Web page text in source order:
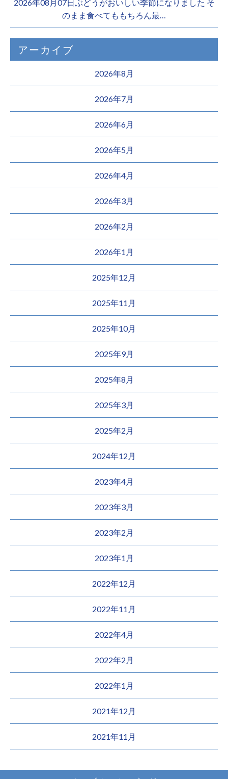
2026年08月07日ぶどうがおいしい季節になりました そ
のまま食べてももちろん最…
アーカイブ
2026年8月
2026年7月
2026年6月
2026年5月
2026年4月
2026年3月
2026年2月
2026年1月
2025年12月
2025年11月
2025年10月
2025年9月
2025年8月
2025年3月
2025年2月
2024年12月
2023年4月
2023年3月
2023年2月
2023年1月
2022年12月
2022年11月
2022年4月
2022年2月
2022年1月
2021年12月
2021年11月